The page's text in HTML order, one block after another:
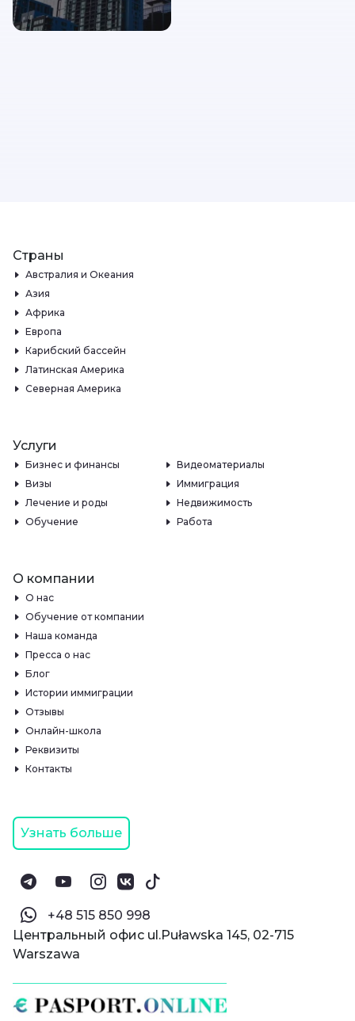
Страны
Австралия и Океания
Азия
Африка
Европа
Карибский бассейн
Латинская Америка
Северная Америка
Услуги
Бизнес и финансы
Видеоматериалы
Визы
Иммиграция
Лечение и роды
Недвижимость
Обучение
Работа
О компании
О нас
Обучение от компании
Наша команда
Пресса о нас
Блог
Истории иммиграции
Отзывы
Онлайн-школа
Реквизиты
Контакты
Узнать больше
‪+48 515 850 998‬
Центральный офис ul.Puławska 145, 02-715
Warszawa